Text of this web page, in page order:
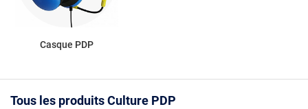
Casque PDP
Tous les produits Culture PDP